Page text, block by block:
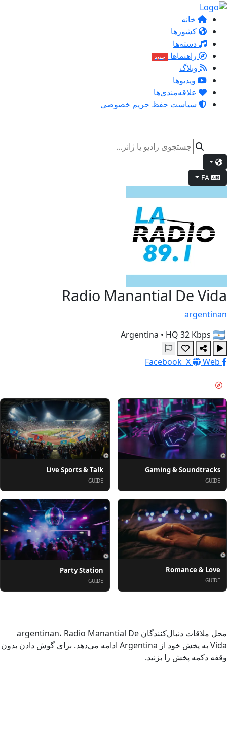
خانه
کشورها
دسته‌ها
راهنماها
جدید
وبلاگ
ویدیوها
علاقه‌مندی‌ها
سیاست حفظ حریم خصوصی
FA
Radio Manantial De Vida
argentinan
• HQ 32 Kbps
Facebook X Web
Gaming & Soundtracks
GUIDE
Live Sports & Talk
GUIDE
Romance & Love
GUIDE
Party Station
GUIDE
محل ملاقات دنبال‌کنندگان argentinan، Radio Manantial De
Vida به پخش خود از Argentina ادامه می‌دهد. برای گوش دادن بدون
وقفه دکمه پخش را بزنید.